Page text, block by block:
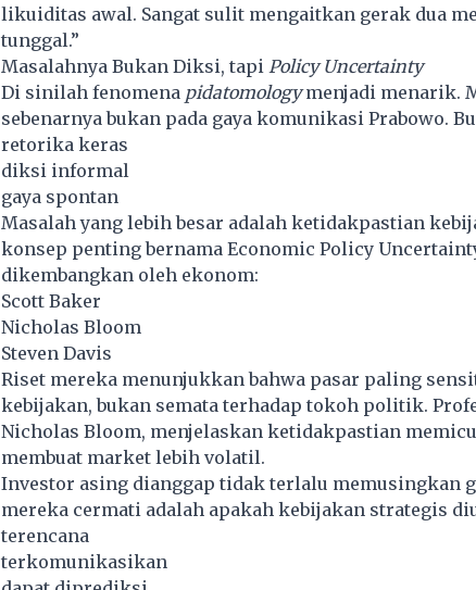
likuiditas awal. Sangat sulit mengaitkan gerak dua
tunggal.”
Masalahnya Bukan Diksi, tapi Policy Uncertainty
Di sinilah fenomena pidatomologymenjadi menarik.
sebenarnya bukan pada gaya komunikasi Prabowo.
retorika keras
diksi informal
gaya spontan
Masalah yang lebih besar adalah ketidakpastian
konsep penting bernama Economic Policy
dikembangkan oleh ekonom:
Scott Baker
Nicholas Bloom
Steven Davis
Riset mereka menunjukkan bahwa pasar paling
kebijakan, bukan semata terhadap tokoh politik.
Nicholas Bloom, menjelaskan ketidakpastian
membuat market lebih volatil.
Investor asing dianggap tidak terlalu memusingkan
mereka cermati adalah apakah kebijakan strategis
terencana
terkomunikasikan